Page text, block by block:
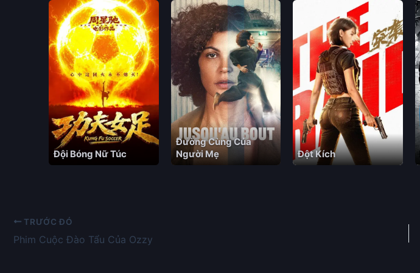
Đội Bóng Nữ Túc
Đường Cùng Của
Người Mẹ
Đột Kích
TRƯỚC ĐÓ
Phim Cuộc Đào Tẩu Của Ozzy